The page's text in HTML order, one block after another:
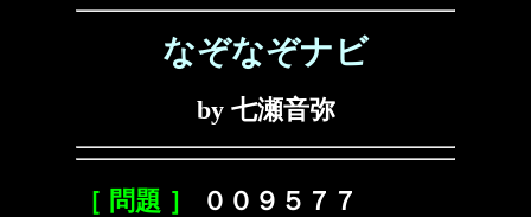
なぞなぞナビ
by 七瀬音弥
［ 問題 ］ ００９５７７